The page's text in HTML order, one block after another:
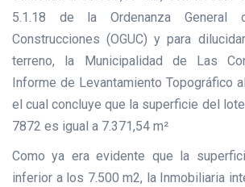
5.1.18 de la Ordenanza General
Construcciones (OGUC) y para
terreno, la Municipalidad de Las
Informe de Levantamiento Topográfico
el cual concluye que la superficie del
7872 es igual a 7.371,54 m²
Como ya era evidente que la
inferior a los 7.500 m2, la Inmobiliaria